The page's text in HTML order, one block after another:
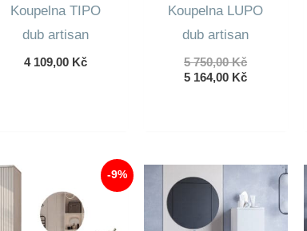
Koupelna TIPO
dub artisan
4 109,00 Kč
Koupelna LUPO
dub artisan
5 750,00KčPůvodní
cena
5 164,00 KčAktuální
-9%